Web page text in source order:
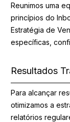
Reunimos uma
princípios do
Estratégia de
específicas,
Resultados
Para alcançar
otimizamos a
relatórios